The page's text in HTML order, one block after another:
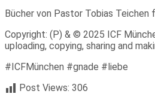
Bücher von Pastor Tobias
Copyright: (P) & © 2025 ICF
uploading, copying, sharing and
#ICFMünchen #gnade #liebe
Post Views: 306